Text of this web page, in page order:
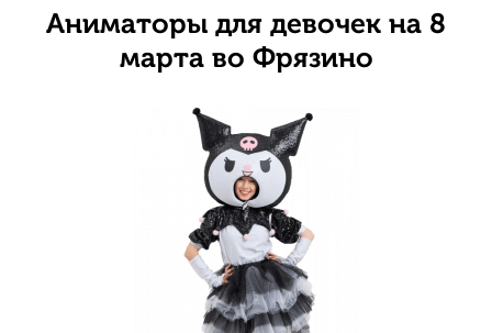
Аниматоры для девочек на 8
марта во Фрязино